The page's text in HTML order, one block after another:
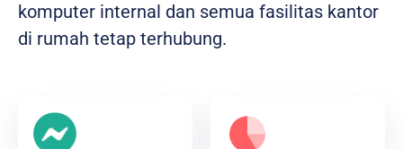
komputer internal dan semua fasilitas kantor
di rumah tetap terhubung.